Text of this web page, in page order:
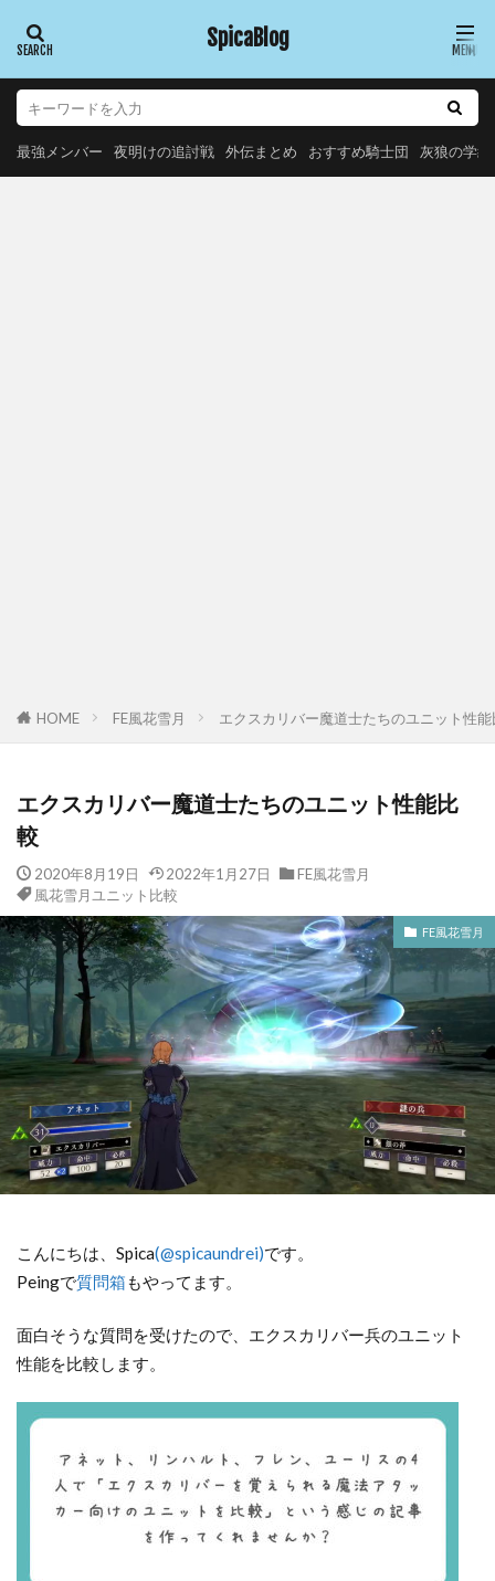
SpicaBlog
最強メンバー 夜明けの追討戦 外伝まとめ おすすめ騎士団 灰狼の学級
HOME FE風花雪月 エクスカリバー魔道士たちのユニット性
エクスカリバー魔道士たちのユニット性能比
較
2020年8月19日 2022年1月27日
FE風花雪月
風花雪月ユニット比較
FE風花雪月
こんにちは、Spica(@spicaundrei)です。
Peingで質問箱もやってます。
面白そうな質問を受けたので、エクスカリバー兵のユニット
性能を比較します。